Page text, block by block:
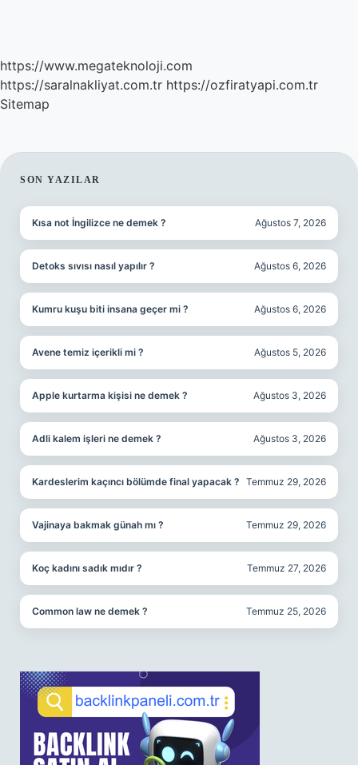
https://www.megateknoloji.com
https://saralnakliyat.com.tr https://ozfiratyapi.com.tr
Sitemap
SIDEBAR
SON YAZILAR
Kısa not İngilizce ne demek ? Ağustos 7, 2026
Detoks sıvısı nasıl yapılır ? Ağustos 6, 2026
Kumru kuşu biti insana geçer mi ? Ağustos 6, 2026
Avene temiz içerikli mi ? Ağustos 5, 2026
Apple kurtarma kişisi ne demek ? Ağustos 3, 2026
Adli kalem işleri ne demek ? Ağustos 3, 2026
Kardeslerim kaçıncı bölümde final yapacak ? Temmuz 29, 2026
Vajinaya bakmak günah mı ? Temmuz 29, 2026
Koç kadını sadık mıdır ? Temmuz 27, 2026
Common law ne demek ? Temmuz 25, 2026